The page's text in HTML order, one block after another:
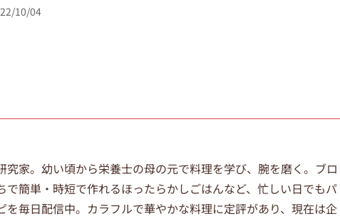
10/04
究家。幼い頃から栄養士の母の元で料理を学び、腕を磨く。ブロ
で簡単・時短で作れるほったらかしごはんなど、忙しい日でもパ
を毎日配信中。カラフルで華やかな料理に定評があり、現在は企